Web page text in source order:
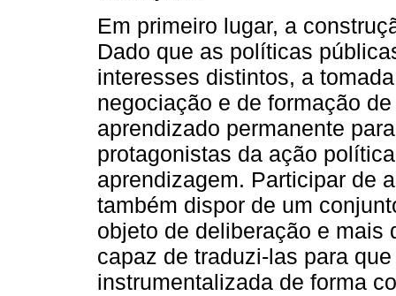
Em primeiro lugar, a
Dado que as políticas
interesses distintos, a
negociação e de formação
aprendizado permanente
protagonistas da ação
aprendizagem. Participar de
também dispor de um
objeto de deliberação e mais
capaz de traduzi-las para
instrumentalizada de forma